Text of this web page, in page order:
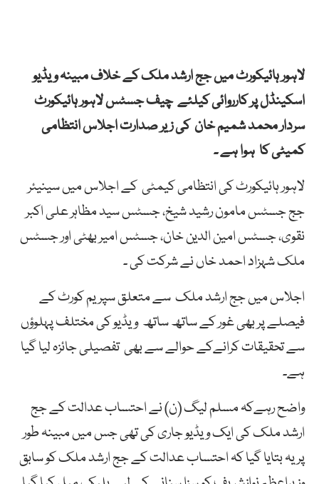
لاہور ہائیکورٹ میں جج ارشد ملک کے خلاف مبینہ ویڈیو
اسکینڈل پر کارروائی کیلئے چیف جسٹس لاہور ہائیکورٹ
سردار محمد شمیم خان کی زیر صدارت اجلاس انتظامی
کمیٹی کا ہوا ہے ۔
لاہور ہائیکورٹ کی انتظامی کیمٹی کے اجلاس میں سینیئر
جج جسٹس مامون رشید شیخ، جسٹس سید مظاہر علی اکبر
نقوی، جسٹس امین الدین خان، جسٹس امیر بھٹی اور جسٹس
ملک شہزاد احمد خاں نے شرکت کی ۔
اجلاس میں جج ارشد ملک سے متعلق سپریم کورٹ کے
فیصلے پر بھی غور کے ساتھ ساتھ ویڈیو کی مختلف پہلوؤں
سے تحقیقات کرانےکے حوالے سے بھی تفصیلی جائزہ لیا گیا
ہے۔
واضح رہےکہ مسلم لیگ (ن) نے احتساب عدالت کے جج
ارشد ملک کی ایک ویڈیو جاری کی تھی جس میں مبینہ طور
پر یہ بتایا گیا کہ احتساب عدالت کے جج ارشد ملک کو سابق